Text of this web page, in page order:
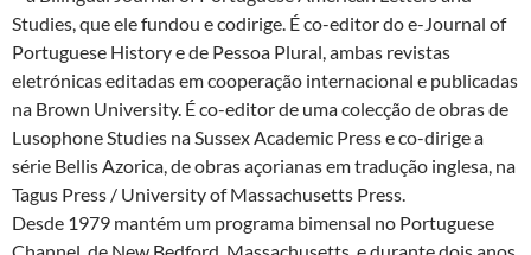
Studies, que ele fundou e codirige. É co-editor do e-Journal of
Portuguese History e de Pessoa Plural, ambas revistas
eletrónicas editadas em cooperação internacional e publicadas
na Brown University. É co-editor de uma colecção de obras de
Lusophone Studies na Sussex Academic Press e co-dirige a
série Bellis Azorica, de obras açorianas em tradução inglesa, na
Tagus Press / University of Massachusetts Press.
Desde 1979 mantém um programa bimensal no Portuguese